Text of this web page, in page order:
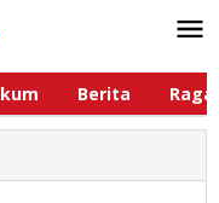
Berita